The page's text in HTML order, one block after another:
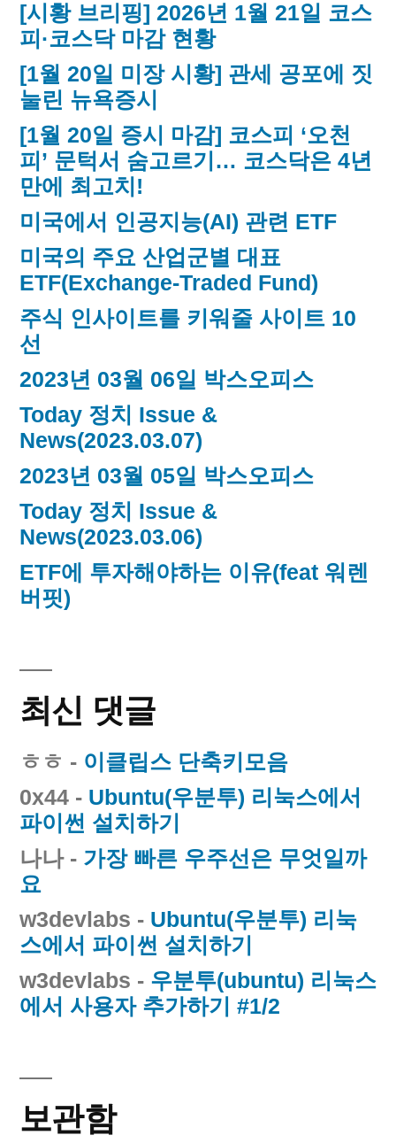
[시황 브리핑] 2026년 1월 21일 코스
피·코스닥 마감 현황
[1월 20일 미장 시황] 관세 공포에 짓
눌린 뉴욕증시
[1월 20일 증시 마감] 코스피 ‘오천
피’ 문턱서 숨고르기… 코스닥은 4년
만에 최고치!
미국에서 인공지능(AI) 관련 ETF
미국의 주요 산업군별 대표
ETF(Exchange-Traded Fund)
주식 인사이트를 키워줄 사이트 10
선
2023년 03월 06일 박스오피스
Today 정치 Issue &
News(2023.03.07)
2023년 03월 05일 박스오피스
Today 정치 Issue &
News(2023.03.06)
ETF에 투자해야하는 이유(feat 워렌
버핏)
최신 댓글
ㅎㅎ - 이클립스 단축키모음
0x44 - Ubuntu(우분투) 리눅스에서
파이썬 설치하기
나나- 가장 빠른 우주선은 무엇일까
요
w3devlabs - Ubuntu(우분투) 리눅
스에서 파이썬 설치하기
w3devlabs - 우분투(ubuntu) 리눅스
에서 사용자 추가하기 #1/2
보관함